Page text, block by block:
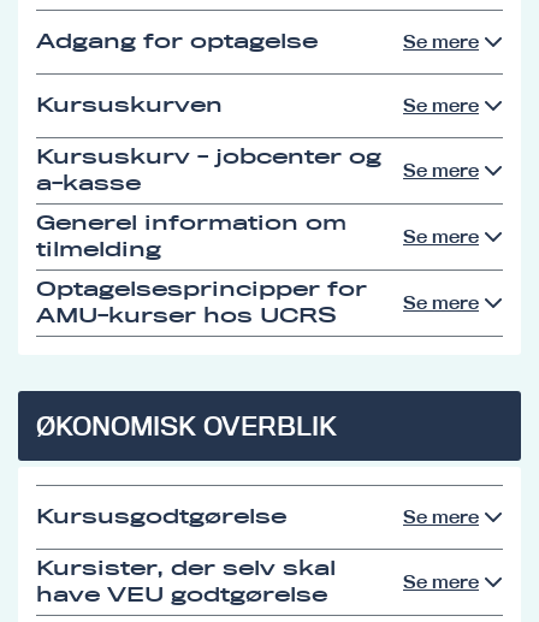
Adgang for optagelse Se mere
Kursuskurven Se mere
Kursuskurv - jobcenter og
a-kasse
Se mere
Generel information om
tilmelding
Se mere
Optagelsesprincipper for
AMU-kurser hos UCRS
Se mere
ØKONOMISK OVERBLIK
Kursusgodtgørelse Se mere
Kursister, der selv skal
have VEU godtgørelse
Se mere